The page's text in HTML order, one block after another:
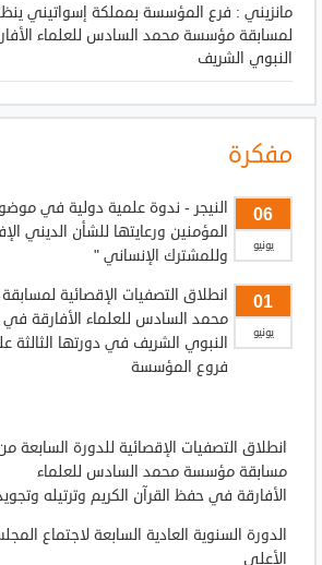
مانزيني : فرع المؤسسة بمملكة إسواتيني
لمسابقة مؤسسة محمد السادس للعلماء
النبوي الشريف
مفكرة
06
يونيو
النيجر - ندوة علمية دولية في
المؤمنين ورعايتها للشأن الديني
وللمشترك الإنساني "
01
يونيو
انطلاق التصفيات الإقصائية
محمد السادس للعلماء الأفارقة في
النبوي الشريف في دورتها
فروع المؤسسة
انطلاق التصفيات الإقصائية للدورة السابعة
مسابقة مؤسسة محمد السادس للعلماء
الأفارقة في حفظ القرآن الكريم وترتيله
الدورة السنوية العادية السابعة لاجتماع
الأعلى